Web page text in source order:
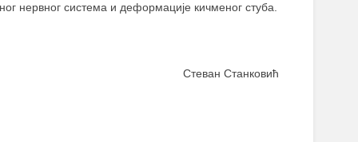
нервног система и деформације кичменог стуба.
Стеван Станковић